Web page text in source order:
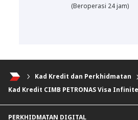
(Beroperasi 24 jam)
Kad Kredit dan Perkhidmatan
Kad Kredit CIMB PETRONAS Visa
PERKHIDMATAN DIGITAL